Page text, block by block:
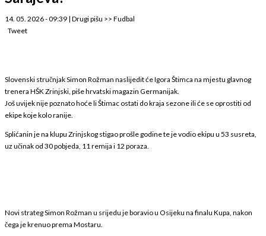
14. 05. 2026 - 09:39 | Drugi pišu >> Fudbal
Tweet
Slovenski stručnjak Simon Rožman naslijedit će Igora Štimca na mjestu glavnog
trenera HŠK Zrinjski, piše hrvatski magazin Germanijak.
Još uvijek nije poznato hoće li Štimac ostati do kraja sezone ili će se oprostiti od
ekipe koje kolo ranije.
Splićanin je na klupu Zrinjskog stigao prošle godine te je vodio ekipu u 53 susreta,
uz učinak od 30 pobjeda, 11 remija i 12 poraza.
Novi strateg Simon Rožman u srijedu je boravio u Osijeku na finalu Kupa, nakon
čega je krenuo prema Mostaru.